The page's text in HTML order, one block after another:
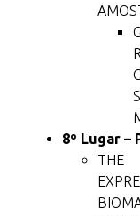
8º Lugar –
THE